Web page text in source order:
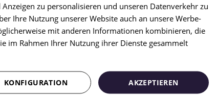
CATALAN
ITALIAN
zu personalisieren und unseren Datenverkehr zu
Ihre Nutzung unserer Website auch an unsere Werbe-
mit anderen Informationen kombinieren, die
im Rahmen Ihrer Nutzung ihrer Dienste gesammelt
AKZEPTIEREN
KONFIGURATION